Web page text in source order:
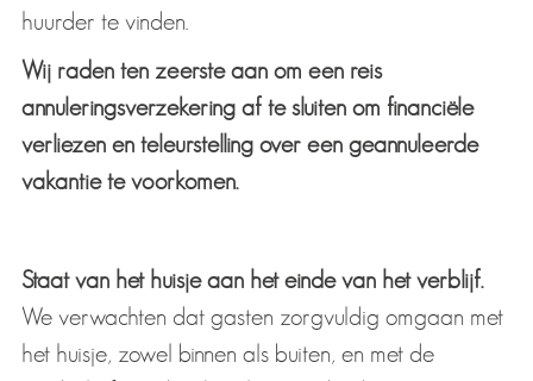
huurder te vinden.
Wij raden ten zeerste aan om een reis
annuleringsverzekering af te sluiten om financiële
verliezen en teleurstelling over een geannuleerde
vakantie te voorkomen.
Staat van het huisje aan het einde van het verblijf.
We verwachten dat gasten zorgvuldig omgaan met
het huisje, zowel binnen als buiten, en met de